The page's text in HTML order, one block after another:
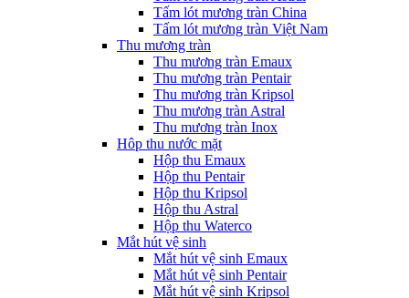
Tấm lót mương tràn China
Tấm lót mương tràn Việt Nam
Thu mương tràn
Thu mương tràn Emaux
Thu mương tràn Pentair
Thu mương tràn Kripsol
Thu mương tràn Astral
Thu mương tràn Inox
Hôp thu nước mặt
Hộp thu Emaux
Hộp thu Pentair
Hộp thu Kripsol
Hộp thu Astral
Hộp thu Waterco
Mắt hút vệ sinh
Mắt hút vệ sinh Emaux
Mắt hút vệ sinh Pentair
Mắt hút vệ sinh Kripsol